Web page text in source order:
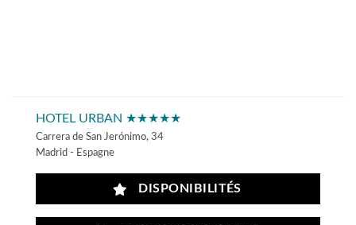
HOTEL URBAN ★★★★★
Carrera de San Jerónimo, 34
Madrid - Espagne
DISPONIBILITÉS